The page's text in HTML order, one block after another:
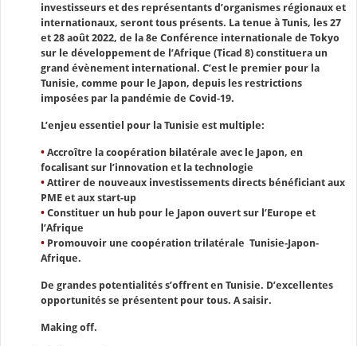
investisseurs et des représentants d’organismes régionaux et
internationaux, seront tous présents. La tenue à Tunis, les 27
et 28 août 2022, de la 8e Conférence internationale de Tokyo
sur le développement de l’Afrique (Ticad 8) constituera un
grand évènement international. C’est le premier pour la
Tunisie, comme pour le Japon, depuis les restrictions
imposées par la pandémie de Covid-19.
L’enjeu essentiel pour la Tunisie est multiple:
• Accroître la coopération bilatérale avec le Japon, en
focalisant sur l’innovation et la technologie
• Attirer de nouveaux investissements directs bénéficiant aux
PME et aux start-up
• Constituer un hub pour le Japon ouvert sur l’Europe et
l’Afrique
• Promouvoir une coopération trilatérale Tunisie-Japon-
Afrique.
De grandes potentialités s’offrent en Tunisie. D’excellentes
opportunités se présentent pour tous. A saisir.
Making off.